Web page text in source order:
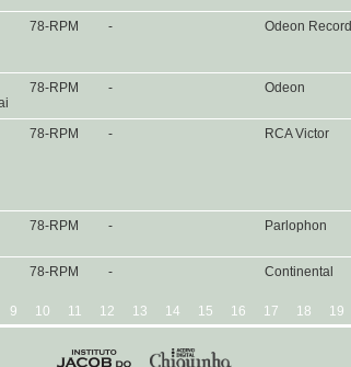
78-RPM - Odeon Record
78-RPM - Odeon
78-RPM - RCA Victor
78-RPM - Parlophon
78-RPM - Continental
9 10 11 12 13 14 15 16 17 18 19